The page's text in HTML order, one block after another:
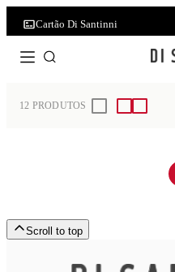
Cartão Di Santinni
12 PRODUTOS
Scroll to top